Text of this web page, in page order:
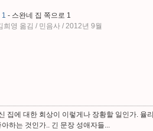
1 - 스완네 집 쪽으로 1
희영 옮김 / 민음사 / 2012년 9월
집에 대한 회상이 이렇게나 장황할 일인가. 율
하는 것인가.. 긴 문장 성애자들...